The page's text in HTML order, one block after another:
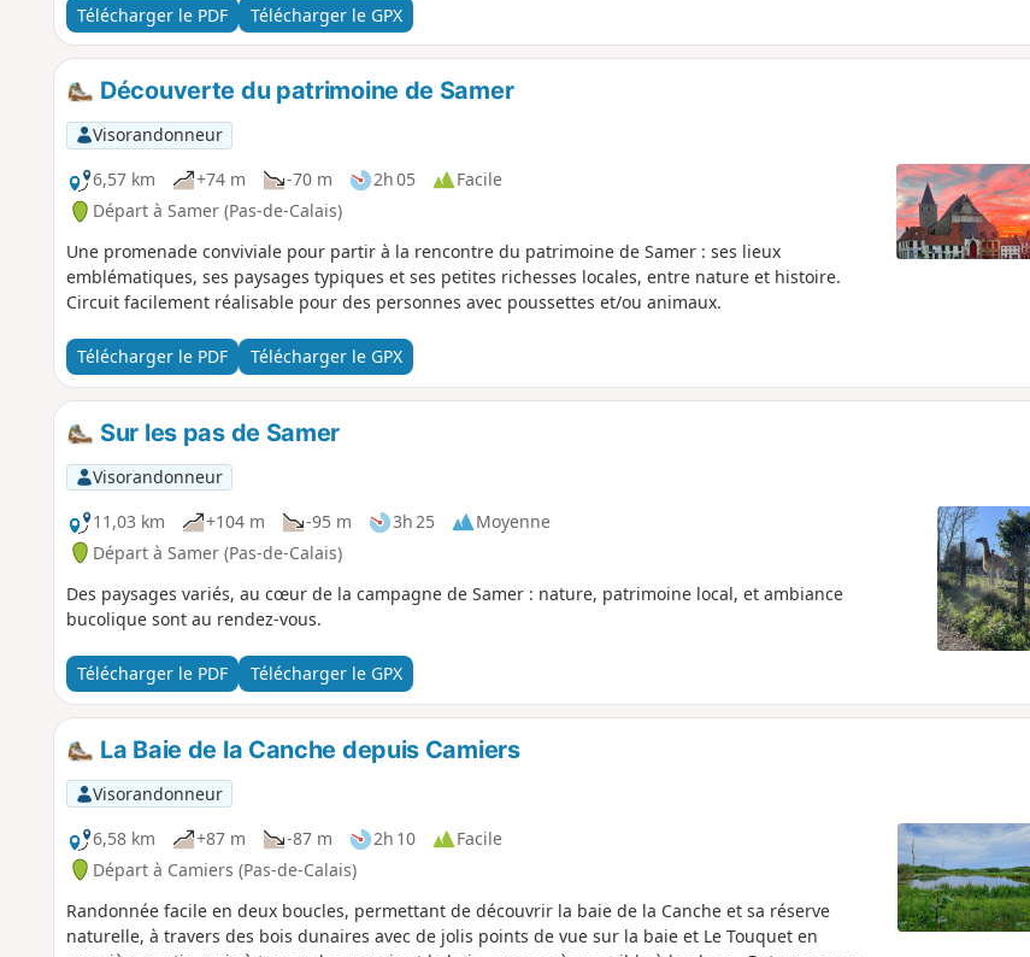
Télécharger le PDF Télécharger le GPX
Découverte du patrimoine de Samer
Visorandonneur
6,57 km
+74 m -70 m 2h 05
Facile
Départ à Samer (Pas-de-Calais)
Une promenade conviviale pour partir à la rencontre du patrimoine de Samer : ses lieux
emblématiques, ses paysages typiques et ses petites richesses locales, entre nature et histoire.
Circuit facilement réalisable pour des personnes avec poussettes et/ou animaux.
Télécharger le PDF Télécharger le GPX
Sur les pas de Samer
Visorandonneur
11,03 km
+104 m -95 m 3h 25
Moyenne
Départ à Samer (Pas-de-Calais)
Des paysages variés, au cœur de la campagne de Samer : nature, patrimoine local, et ambiance
bucolique sont au rendez-vous.
Télécharger le PDF Télécharger le GPX
La Baie de la Canche depuis Camiers
Visorandonneur
6,58 km
+87 m -87 m 2h 10
Facile
Départ à Camiers (Pas-de-Calais)
Randonnée facile en deux boucles, permettant de découvrir la baie de la Canche et sa réserve
naturelle, à travers des bois dunaires avec de jolis points de vue sur la baie et Le Touquet en